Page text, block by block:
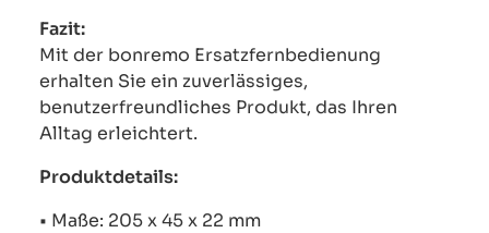
Fazit:
Mit der bonremo Ersatzfernbedienung
erhalten Sie ein zuverlässiges,
benutzerfreundliches Produkt, das Ihren
Alltag erleichtert.
Produktdetails:
• Maße: 205 x 45 x 22 mm